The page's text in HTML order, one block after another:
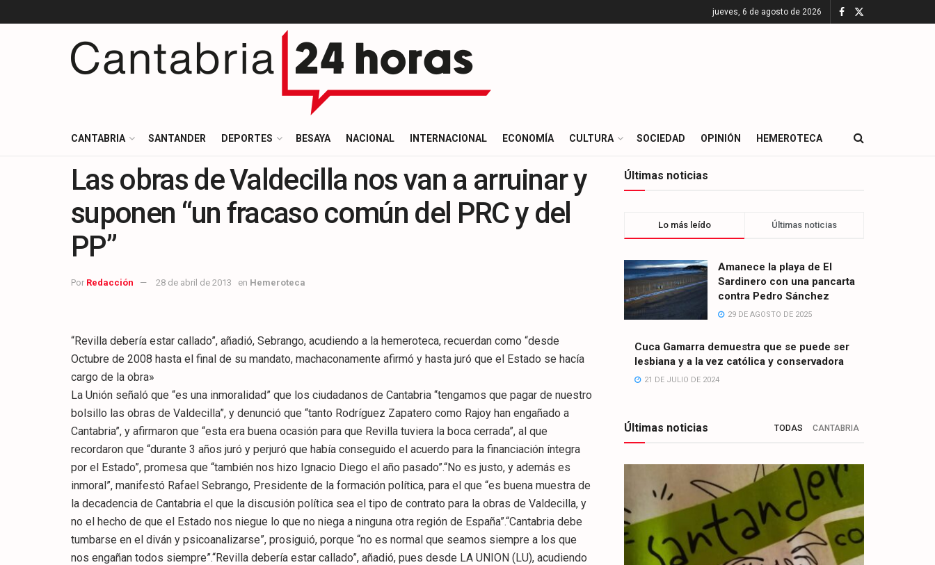
jueves, 6 de agosto de 2026
CANTABRIA SANTANDER DEPORTES BESAYA NACIONAL INTERNACIONAL ECONOMÍA CULTURA SOCIEDAD OPINIÓN HEMEROTECA
Las obras de Valdecilla nos van a arruinar y
suponen “un fracaso común del PRC y del
PP”
Por Redacción 28 de abril de 2013 en Hemeroteca
“Revilla debería estar callado”, añadió, Sebrango, acudiendo a la hemeroteca, recuerdan como “desde
Octubre de 2008 hasta el final de su mandato, machaconamente afirmó y hasta juró que el Estado se hacía
cargo de la obra»
La Unión señaló que “es una inmoralidad” que los ciudadanos de Cantabria “tengamos que pagar de nuestro
bolsillo las obras de Valdecilla”, y denunció que “tanto Rodríguez Zapatero como Rajoy han engañado a
Cantabria”, y afirmaron que “esta era buena ocasión para que Revilla tuviera la boca cerrada”, al que
recordaron que “durante 3 años juró y perjuró que había conseguido el acuerdo para la financiación íntegra
por el Estado”, promesa que “también nos hizo Ignacio Diego el año pasado”.“No es justo, y además es
inmoral”, manifestó Rafael Sebrango, Presidente de la formación política, para el que “es buena muestra de
la decadencia de Cantabria el que la discusión política sea el tipo de contrato para la obras de Valdecilla, y
no el hecho de que el Estado nos niegue lo que no niega a ninguna otra región de España”.“Cantabria debe
tumbarse en el diván y psicoanalizarse”, prosiguió, porque “no es normal que seamos siempre a los que
nos engañan todos siempre”.“Revilla debería estar callado”, añadió, pues desde LA UNION (LU), acudiendo
Últimas noticias
Lo más leído Últimas noticias
Amanece la playa de El
Sardinero con una pancarta
contra Pedro Sánchez
29 DE AGOSTO DE 2025
Cuca Gamarra demuestra que se puede ser
lesbiana y a la vez católica y conservadora
21 DE JULIO DE 2024
Últimas noticias TODAS CANTABRIA